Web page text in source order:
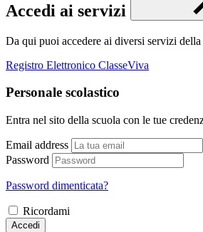
Accedi ai servizi
Da qui puoi accedere ai diversi servizi
Registro Elettronico ClasseViva
Personale scolastico
Entra nel sito della scuola con le tue
Email address
Password
Password dimenticata?
Ricordami
Accedi